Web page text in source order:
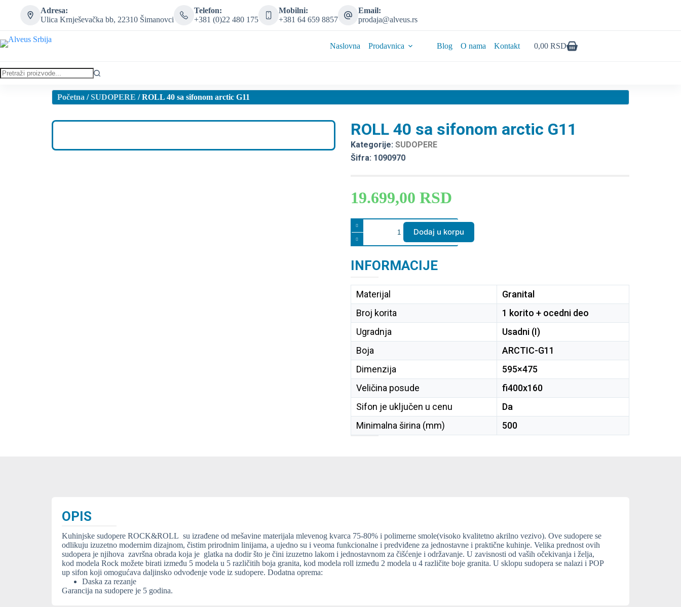
Adresa:
Ulica Krnješevačka bb, 22310 Šimanovci
Telefon:
+381 (0)22 480 175
Mobilni:
+381 64 659 8857
Email:
prodaja@alveus.rs
Naslovna Prodavnica Blog O nama Kontakt 0,00 RSD
Početna /SUDOPERE / ROLL 40 sa sifonom arctic G11
ROLL 40 sa sifonom arctic G11
Kategorije: SUDOPERE
Šifra: 1090970
19.699,00 RSD
Dodaj u korpu
INFORMACIJE
Materijal
Granital
Broj korita
1 korito + ocedni deo
Ugradnja
Usadni (I)
Boja
ARCTIC-G11
Dimenzija
595×475
Veličina posude
fi400x160
Sifon je uključen u cenu
Da
Minimalna širina (mm)
500
OPIS
Kuhinjske sudopere ROCK&ROLL su izrađene od mešavine materijala mlevenog kvarca 75-80% i polimerne smole(visoko kvalitetno akrilno vezivo). Ove sudopere se
odlikuju izuzetno modernim dizajnom, čistim prirodnim linijama, a ujedno su i veoma funkcionalne i predviđene za jednostavne i praktične kuhinje. Velika prednost ovih
sudopera je njihova završna obrada koja je glatka na dodir što je čini izuzetno lakom i jednostavnom za čišćenje i održavanje. U zavisnosti od vaših očekivanja i želja,
kod modela Rock možete birati između 5 modela u 5 različitih boja granita, kod modela roll između 2 modela u 4 različite boje granita. U sklopu sudopera se nalazi i POP
up sifon koji omogućava daljinsko odvođenje vode iz sudopere. Dodatna oprema:
Daska za rezanje
Garancija na sudopere je 5 godina.